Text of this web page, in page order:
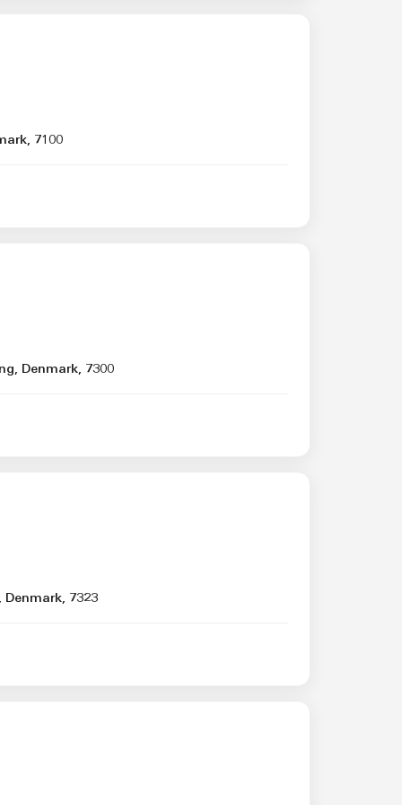
7100
Denmark, 7300
Denmark, 7323